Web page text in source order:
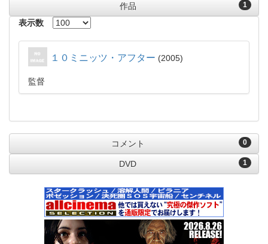
1
作品
表示数
１０ミニッツ・アフター 2005
監督
0
コメント
1
DVD